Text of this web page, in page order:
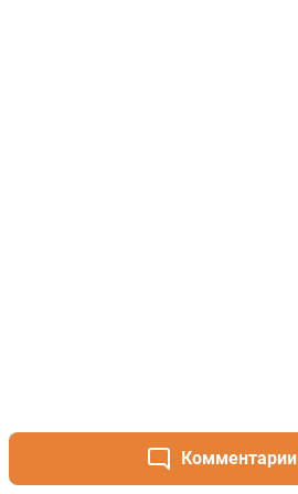
Комментарии